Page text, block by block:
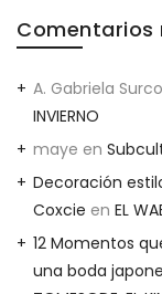
Comentarios
A. Gabriela
INVIERNO
maye en
Decoración
Coxcie en EL
12 Momentos
una boda